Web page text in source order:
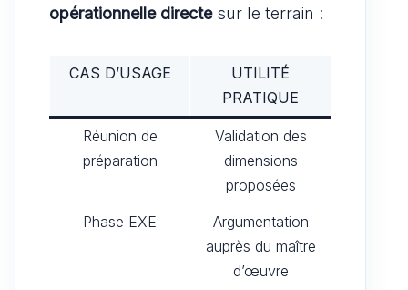
opérationnelle directesur le terrain :
CAS D’USAGE
UTILITÉ
PRATIQUE
Réunion de
préparation
Validation des
dimensions
proposées
Phase EXE
Argumentation
auprès du maître
d’œuvre